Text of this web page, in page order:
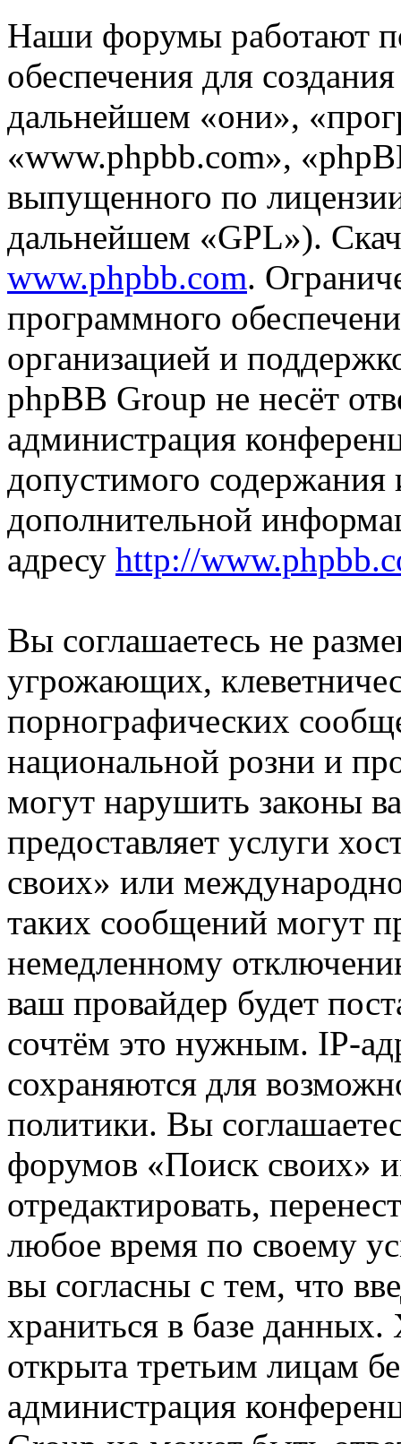
Наши форумы работают
обеспечения для
дальнейшем «они»,
«www.phpbb.com»,
выпущенного по
дальнейшем «GPL»).
www.phpbb.com.
программного
организацией и
phpBB Group не несёт
администрация
допустимого
дополнительной
адресу http://
Вы соглашаетесь не
угрожающих,
порнографических
национальной розни и
могут нарушить законы
предоставляет услуги
своих» или
таких сообщений могут
немедленному
ваш провайдер будет
сочтём это нужным. IP-
сохраняются для
политики. Вы
форумов «Поиск своих»
отредактировать,
любое время по своему
вы согласны с тем, что
храниться в базе
открыта третьим лицам
администрация